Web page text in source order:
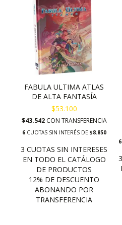
FABULA ULTIMA ATLAS
DE ALTA FANTASÍA
$53.100
$43.542 CON TRANSFERENCIA
6CUOTAS SIN INTERÉS DE $8.850
6